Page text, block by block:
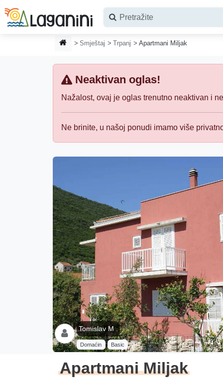
Preskoči na glavni sadržaj
POČETNA STRANICA
Smještaj Trpanj Apartmani Miljak
Neaktivan oglas!
Nažalost, ovaj je oglas trenutno neaktivan i
Ne brinite, u našoj ponudi imamo više
Tomislav M .
Domaćin Basic
Apartmani Miljak